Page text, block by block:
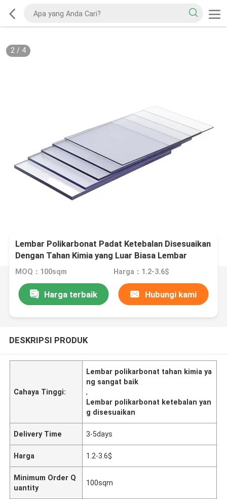
2/ 4
Lembar Polikarbonat Padat Ketebalan Disesuaikan
Dengan Tahan Kimia yang Luar Biasa Lembar
Plastik
MOQ：100sqm Harga：1.2-3.6$
Harga terbaik Hubungi kami
DESKRIPSI PRODUK
Cahaya Tinggi:
Lembar polikarbonat tahan kimia ya
ng sangat baik
,
Lembar polikarbonat ketebalan yan
g disesuaikan
Delivery Time 3-5days
Harga 1.2-3.6$
Minimum Order Q
uantity
100sqm